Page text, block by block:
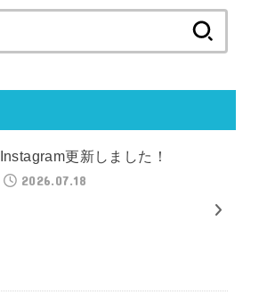
索:
Instagram更新しました！
2026.07.18